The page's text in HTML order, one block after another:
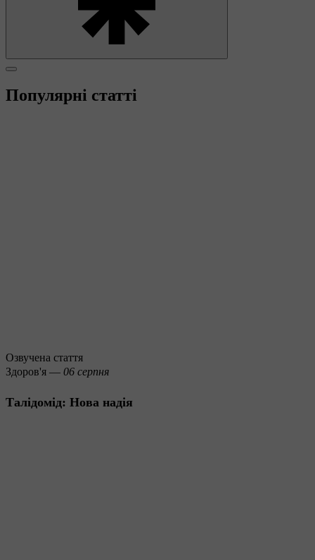
Популярні статті
Озвучена стаття
Здоров'я — 06 серпня
Талідомід: Нова надія